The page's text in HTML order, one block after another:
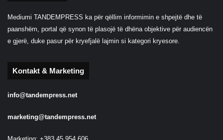
Mediumi TANDEMPRESS ka për qëllim informimin e shpejtë dhe të
paanshëm, portal që synon të plasojë të dhëna objektive për audiencën
e gjerë, duke pasur për kryefjalë lajmin si kategori kryesore.
Kontakt & Marketing
info@tandempress.net
marketing@tandempress.net